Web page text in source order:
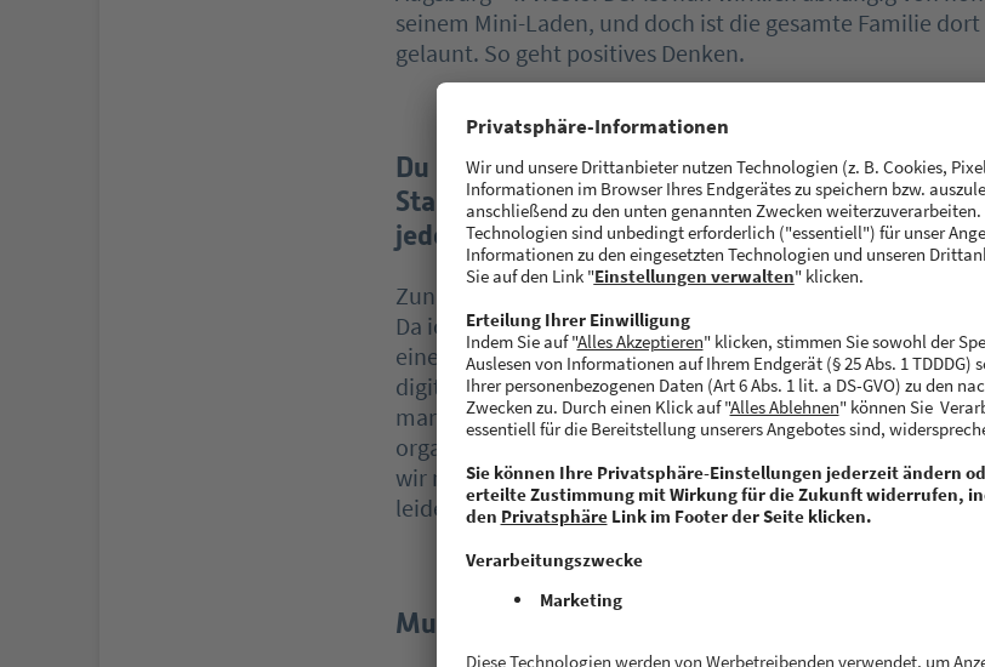
seinem Mini-Laden, und doch ist die gesamte Familie
gelaunt. So geht positives Denken.
Du bist selbst Mehrfachgründer und stehst
Startups beratend zur Seite. Was muss ein/e
jeden Fall mitbringen?
Zunächst einmal muss ein/e GründerIn nicht unbedingt
Da ich mich ausschließlich mit digitalen Gründerteams
eine gewisse Komplementarität im Gründerteam. Für die
digitaler Geschäftsmodelle braucht es demnach einen
marktorientierten Gründer und eventuell einen weiteren
organisatorisch orientierten Gründer. Ich würde mir
wir mehr weibliche Gründer in Deutschland sehen. Der
leider immer noch zu hoch.
Muss Jede/r mal scheitern?